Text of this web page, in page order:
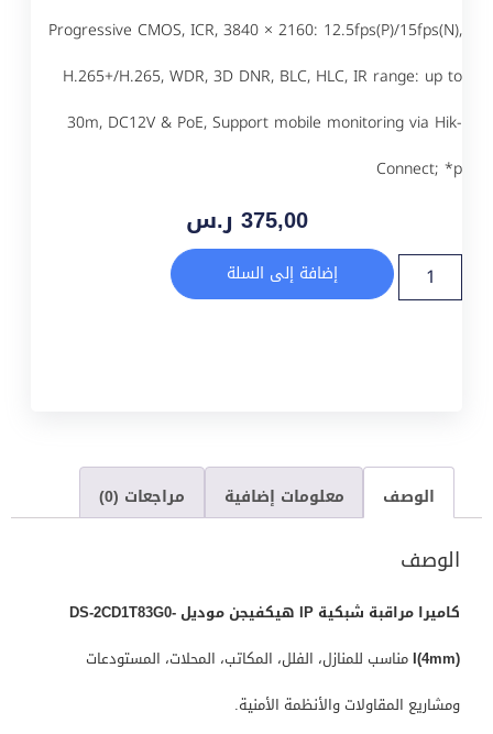
Progressive CMOS, ICR, 3840 × 2160: 12.5fps(P)/15fps(N),
H.265+/H.265, WDR, 3D DNR, BLC, HLC, IR range: up to
30m, DC12V & PoE, Support mobile monitoring via Hik-
Connect; *p
375,00 ر.س
إضافة إلى السلة
الوصف معلومات إضافية مراجعات (0)
الوصف
كاميرا مراقبة شبكية IP هيكفيجن موديل DS-2CD1T83G0-
I(4mm)مناسب للمنازل، الفلل، المكاتب، المحلات، المستودعات
ومشاريع المقاولات والأنظمة الأمنية.